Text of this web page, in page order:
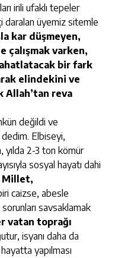
irili ufaklı tepeler
daralan üyemiz sitemle
kar düşmeyen,
çalışmak varken,
bir fark
elindekini ve
Allah’tan reva
değildi ve
dedim. Elbiseyi,
yılda 2-3 ton kömür
sosyal hayatı dahi
Millet,
caizse, abesle
savsaklamak
vatan toprağı
isyanı daha da
yapılması